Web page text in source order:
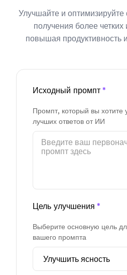
Улучшайте и
получения более четких
повышая продуктивность
Исходный промпт *
Промпт, который вы хотите
лучших ответов от ИИ
Цель улучшения *
Выберите основную цель
вашего промпта